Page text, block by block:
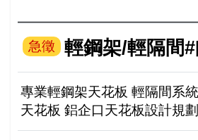
急徵 輕鋼架/輕隔間
專業輕鋼架天花板 輕隔間系
天花板 鋁企口天花板設計規劃